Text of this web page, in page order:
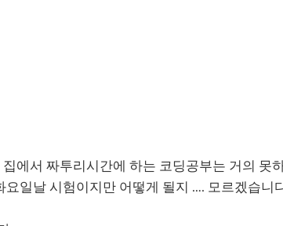
에서 짜투리시간에 하는 코딩공부는 거의 못
일날 시험이지만 어떻게 될지 …. 모르겠습니